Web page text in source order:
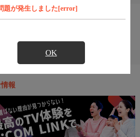
題が発生しました[error]
OK
め番組
報